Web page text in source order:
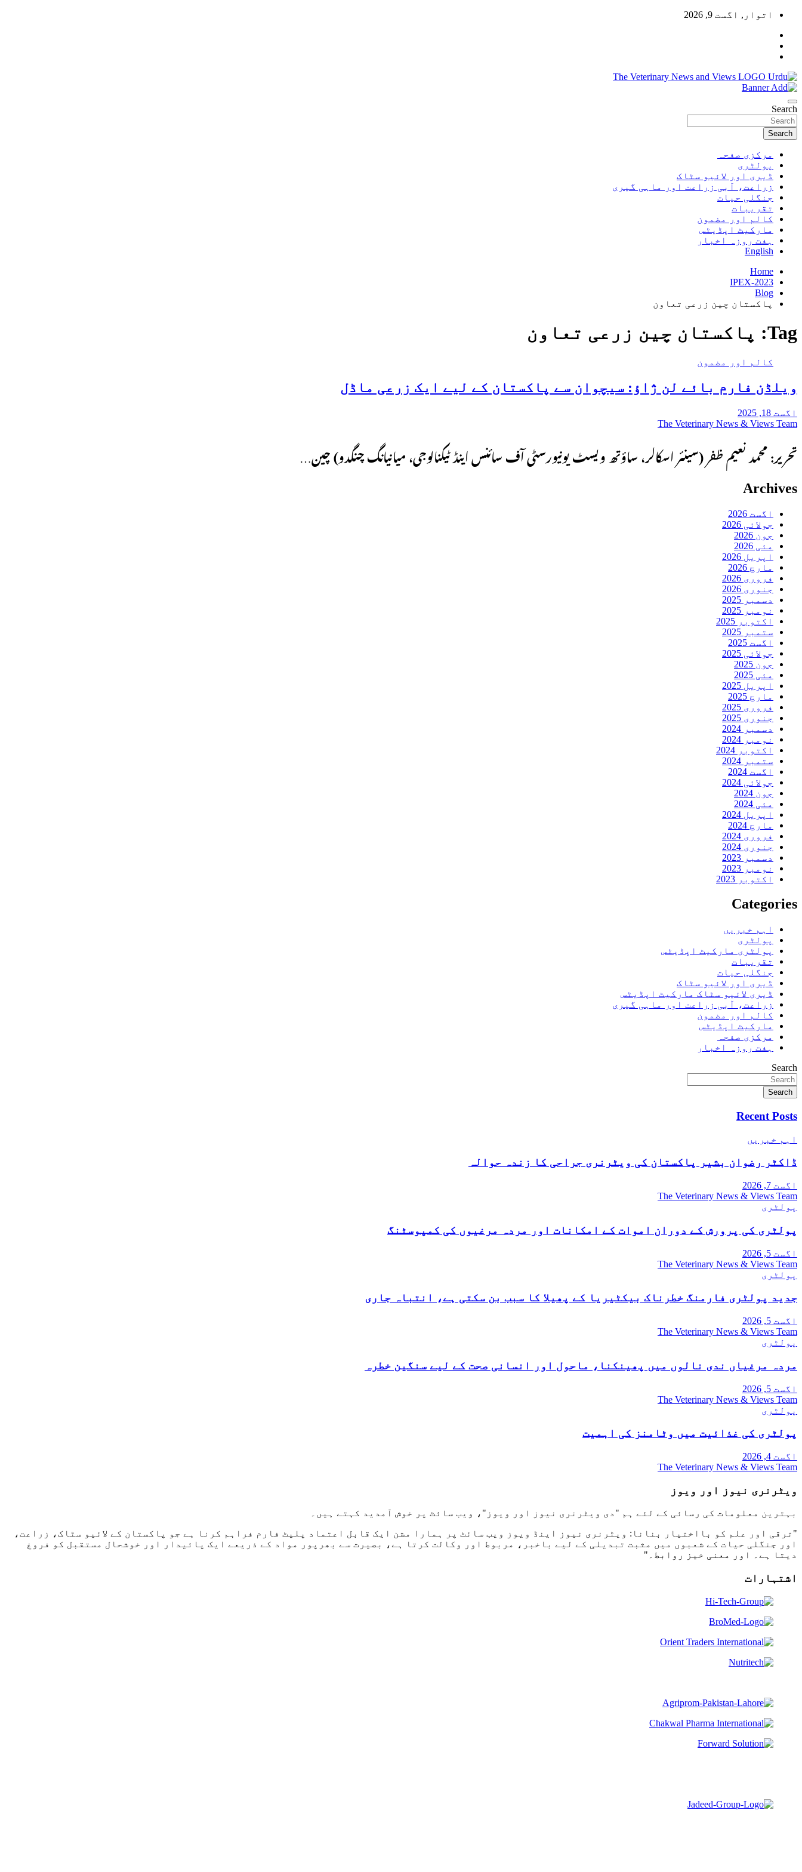
Skip
content
اتوار, اگست 9, 2026
The Veterinary News & Views
Search
Search
مرکزی صفحہ
پولٹری
ڈیری اور لائیو سٹاک
زراعت، آبی زراعت اور ماہی گیری
جنگلی حیات
تقریبات
کالم اور مضمون
مارکیٹ اپڈیٹس
ہفت روزہ اخبار
English
Home
IPEX-2023
Blog
پاکستان چین زرعی تعاون
Tag: پاکستان چین زرعی تعاون
کالم اور مضمون
ویلڈن فارم بائے لن ژاؤ: سیچوان سے پاکستان کے لیے ایک زرعی ماڈل
اگست 18, 2025
The Veterinary News & Views Team
تحریر: محمد نعیم ظفر (سینئر اسکالر، ساؤتھ ویسٹ یونیورسٹی آف سائنس اینڈ ٹیکنالوجی، میانیانگ چنگدو) چین…
Archives
اگست 2026
جولائی 2026
جون 2026
مئی 2026
اپریل 2026
مارچ 2026
فروری 2026
جنوری 2026
دسمبر 2025
نومبر 2025
اکتوبر 2025
ستمبر 2025
اگست 2025
جولائی 2025
جون 2025
مئی 2025
اپریل 2025
مارچ 2025
فروری 2025
جنوری 2025
دسمبر 2024
نومبر 2024
اکتوبر 2024
ستمبر 2024
اگست 2024
جولائی 2024
جون 2024
مئی 2024
اپریل 2024
مارچ 2024
فروری 2024
جنوری 2024
دسمبر 2023
نومبر 2023
اکتوبر 2023
Categories
اہم خبریں
پولٹری
پولٹری مارکیٹ اپڈیٹس
تقریبات
جنگلی حیات
ڈیری اور لائیو سٹاک
ڈیری لائیو سٹاک مارکیٹ اپڈیٹس
زراعت، آبی زراعت اور ماہی گیری
کالم اور مضمون
مارکیٹ اپڈیٹس
مرکزی صفحہ
ہفت روزہ اخبار
Search
Search
Recent Posts
اہم خبریں
ڈاکٹر رضوان بشیر پاکستان کی ویٹرنری جراحی کا زندہ حوالہ
اگست 7, 2026
The Veterinary News & Views Team
پولٹری
پولٹری کی پرورش کے دوران اموات کے امکانات اور مردہ مرغیوں کی کمپوسٹنگ
اگست 5, 2026
The Veterinary News & Views Team
پولٹری
جدید پولٹری فارمنگ خطرناک بیکٹیریا کے پھیلا کا سبب بن سکتی ہے، انتباہ جاری
اگست 5, 2026
The Veterinary News & Views Team
پولٹری
مردہ مرغیاں ندی نالوں میں پھینکنا، ماحول اور انسانی صحت کے لیے سنگین خطرہ
اگست 5, 2026
The Veterinary News & Views Team
پولٹری
پولٹری کی غذائیت میں وٹامنز کی اہمیت
اگست 4, 2026
The Veterinary News & Views Team
ویٹرنری نیوز اور ویوز
بہترین معلومات کی رسائی کے لئے ہم "دی ویٹرنری نیوز اور ویوز"، ویب سائٹ پر خوش آمدید کہتے ہیں۔
"ترقی اور علم کو بااختیار بنانا: ویٹرنری نیوز اینڈ ویوز ویب سائٹ پر ہمارا مشن ایک قابل اعتماد پلیٹ فارم فراہم کرنا ہے جو پاکستان کے لائیو سٹاک، زراعت،
اور جنگلی حیات کے شعبوں میں مثبت تبدیلی کے لیے باخبر، مربوط اور وکالت کرتا ہے، بصیرت سے بھرپور مواد کے ذریعے ایک پائیدار اور خوشحال مستقبل کو فروغ
دیتا ہے۔ اور معنی خیز روابط۔"
اشتہارات